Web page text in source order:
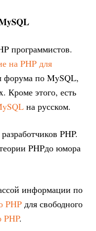
программистов.
на PHP для
форума по MySQL,
Кроме этого, есть
на русском.
PHP.
PHPдо юмора
информации по
PHP для свободного
.